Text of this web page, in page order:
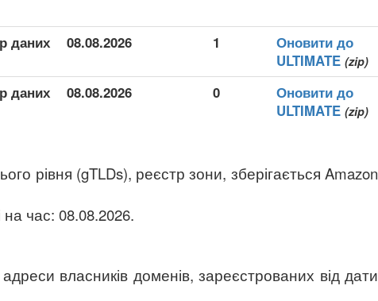
даних
08.08.2026 1
Оновити до
ULTIMATE (zip)
даних
08.08.2026 0
Оновити до
ULTIMATE (zip)
рівня (gTLDs), реєстр зони, зберігається Amazon
час: 08.08.2026.
власників доменів, зареєстрованих від дати